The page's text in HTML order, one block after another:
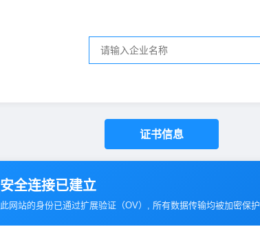
证书信息
安全连接已建立
此网站的身份已通过扩展验证（OV）, 所有数据传输均被加密保护